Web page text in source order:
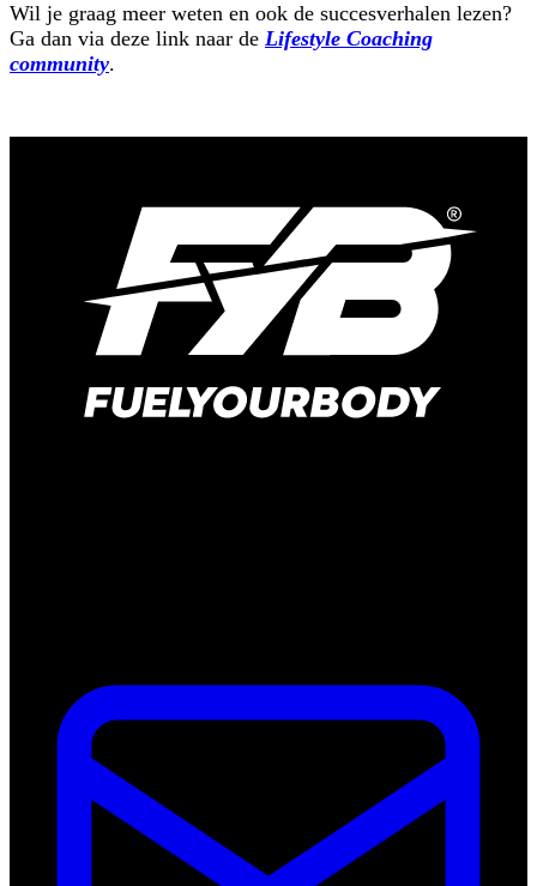
Wil je graag meer weten en ook de succesverhalen lezen?
Ga dan via deze link naar de Lifestyle Coaching
community.